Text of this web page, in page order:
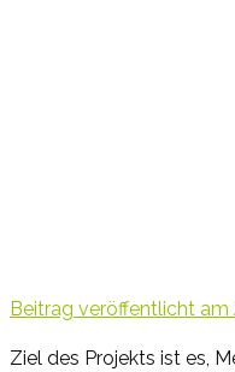
Beitrag veröffentlicht am
Ziel des Projekts ist es,